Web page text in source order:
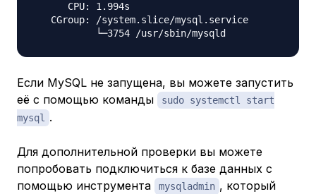
      CPU: 1.994s
   CGroup: /system.slice/mysql.service
Если MySQL не запущена, вы можете запустить
её с помощью команды
sudo systemctl start
mysql .
Для дополнительной проверки вы можете
попробовать подключиться к базе данных с
помощью инструмента
mysqladmin , который